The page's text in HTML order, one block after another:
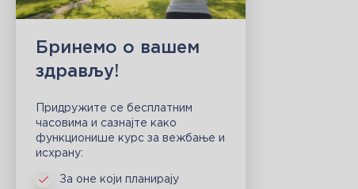
Бринемо о вашем
здрављу!
Придружите се бесплатним
часовима и сазнајте како
функционише курс за вежбање и
исхрану:
За оне који планирају